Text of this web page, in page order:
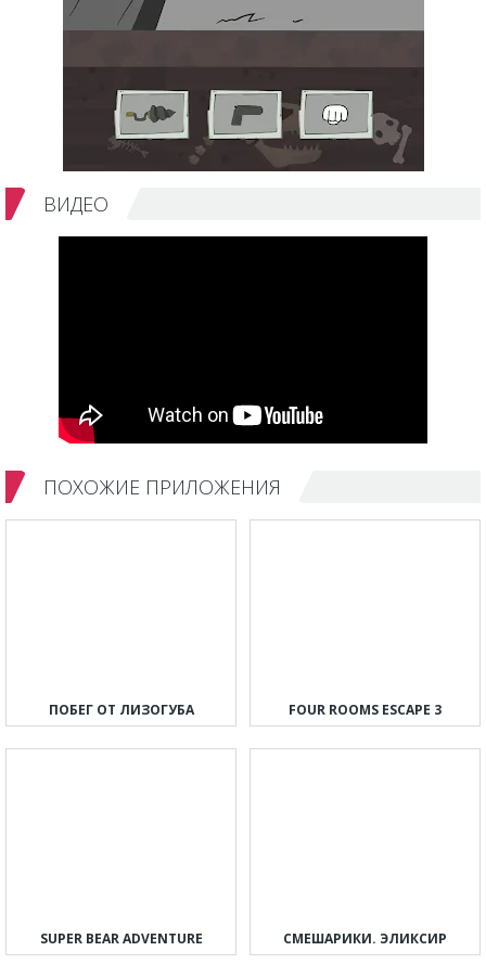
ВИДЕО
ПОХОЖИЕ ПРИЛОЖЕНИЯ
ПОБЕГ ОТ ЛИЗОГУБА FOUR ROOMS ESCAPE 3
SUPER BEAR ADVENTURE СМЕШАРИКИ. ЭЛИКСИР